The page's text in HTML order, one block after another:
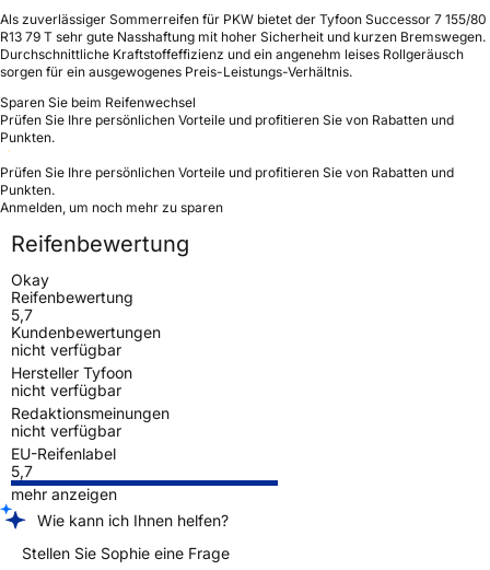
Als zuverlässiger Sommerreifen für PKW bietet der Tyfoon Successor 7 155/80
R13 79 T sehr gute Nasshaftung mit hoher Sicherheit und kurzen Bremswegen.
Durchschnittliche Kraftstoffeffizienz und ein angenehm leises Rollgeräusch
sorgen für ein ausgewogenes Preis-Leistungs-Verhältnis.
Sparen Sie beim Reifenwechsel
Prüfen Sie Ihre persönlichen Vorteile und profitieren Sie von Rabatten und
Punkten.
Prüfen Sie Ihre persönlichen Vorteile und profitieren Sie von Rabatten und
Punkten.
Anmelden, um noch mehr zu sparen
Reifenbewertung
Okay
Reifenbewertung
5,7
Kundenbewertungen
nicht verfügbar
Hersteller Tyfoon
nicht verfügbar
Redaktionsmeinungen
nicht verfügbar
EU-Reifenlabel
5,7
mehr anzeigen
Wie kann ich Ihnen helfen?
Stellen Sie Sophie eine Frage